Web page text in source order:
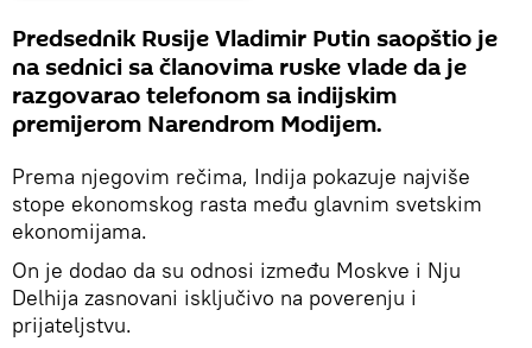
Predsednik Rusije Vladimir Putin saopštio je
na sednici sa članovima ruske vlade da je
razgovarao telefonom sa indijskim
premijerom Narendrom Modijem.
Prema njegovim rečima, Indija pokazuje najviše
stope ekonomskog rasta među glavnim svetskim
ekonomijama.
On je dodao da su odnosi između Moskve i Nju
Delhija zasnovani isključivo na poverenju i
prijateljstvu.